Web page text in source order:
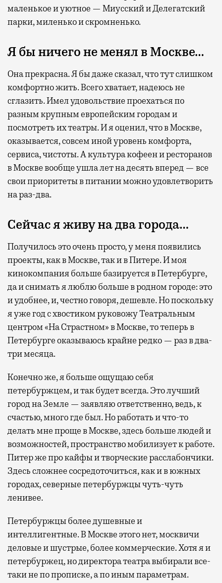
маленькое и уютное — Миусский и Делегатский
парки, миленько и скромненько.
Я бы ничего не менял в Москве…
Она прекрасна. Я бы даже сказал, что тут слишком
комфортно жить. Всего хватает, надеюсь не
сглазить. Имел удовольствие проехаться по
разным крупным европейским городам и
посмотреть их театры. И я оценил, что в Москве,
оказывается, совсем иной уровень комфорта,
сервиса, чистоты. А культура кофеен и ресторанов
в Москве вообще ушла лет на десять вперед — все
свои приоритеты в питании можно удовлетворить
на раз-два.
Сейчас я живу на два города…
Получилось это очень просто, у меня появились
проекты, как в Москве, так и в Питере. И моя
кинокомпания больше базируется в Петербурге,
да и снимать я люблю больше в родном городе: это
и удобнее, и, честно говоря, дешевле. Но поскольку
я уже год с хвостиком руковожу Театральным
центром «На Страстном» в Москве, то теперь в
Петербурге оказываюсь крайне редко — раз в два-
три месяца.
Конечно же, я больше ощущаю себя
петербуржцем, и так будет всегда. Это лучший
город на Земле — заявляю ответственно, ведь, к
счастью, много где был. Но работать и что-то
делать мне проще в Москве, здесь больше людей и
возможностей, пространство мобилизует к работе.
Питер же про кайфы и творческие расслабончики.
Здесь сложнее сосредоточиться, как и в южных
городах, северные петербуржцы чуть-чуть
ленивее.
Петербуржцы более душевные и
интеллигентные. В Москве этого нет, москвичи
деловые и шустрые, более коммерческие. Хотя я и
петербуржец, но директора театра выбирали все-
таки не по прописке, а по иным параметрам.